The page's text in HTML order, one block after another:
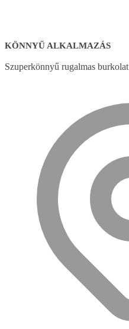
KÖNNYŰ ALKALMAZÁS
Szuperkönnyű rugalmas burkolat